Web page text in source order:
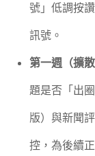
號」低調按
訊號。
第一週（擴散
題是否「出
版）與新聞
控，為後續